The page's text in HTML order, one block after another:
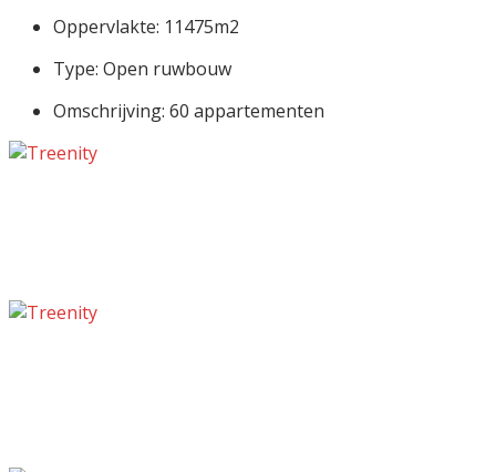
Oppervlakte: 11475m2
Type: Open ruwbouw
Omschrijving: 60 appartementen